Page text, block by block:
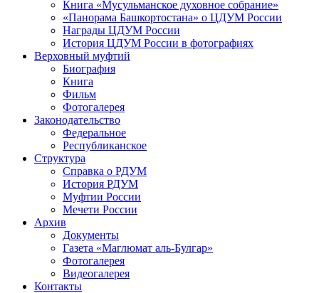
Книга «Мусульманское духовное собрание»
«Панорама Башкортостана» о ЦДУМ России
Награды ЦДУМ России
История ЦДУМ России в фотографиях
Верховный муфтий
Биография
Книга
Фильм
Фотогалерея
Законодательство
Федеральное
Республиканское
Структура
Справка о РДУМ
История РДУМ
Муфтии России
Мечети России
Архив
Документы
Газета «Маглюмат аль-Булгар»
Фотогалерея
Видеогалерея
Контакты